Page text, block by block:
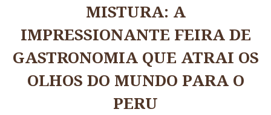
MISTURA: A
IMPRESSIONANTE FEIRA DE
GASTRONOMIA QUE ATRAI OS
OLHOS DO MUNDO PARA O
PERU